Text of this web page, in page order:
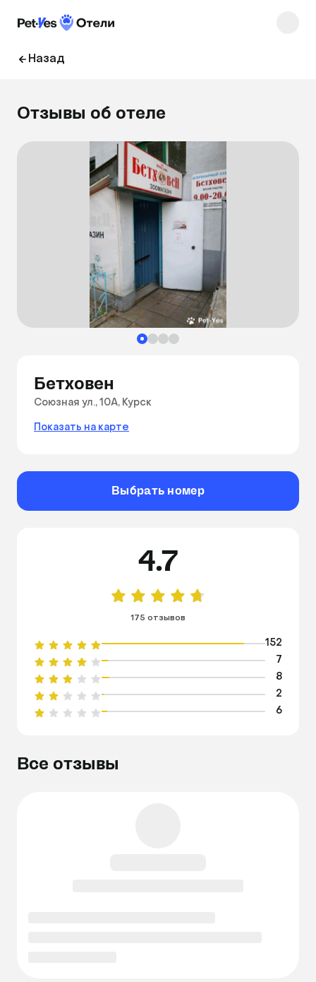
Назад
Отзывы об отеле
Бетховен
Союзная ул., 10А, Курск
Показать на карте
Выбрать номер
4.7
175 отзывов
152
7
8
2
6
Все отзывы